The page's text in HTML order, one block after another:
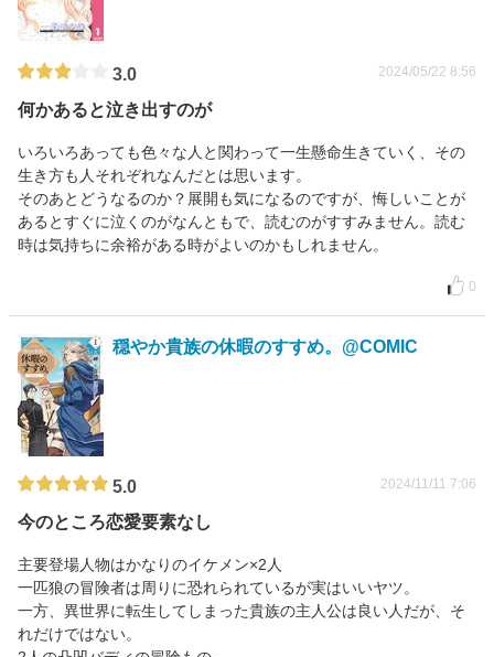
3.0 2024/05/22 8:56
何かあると泣き出すのが
いろいろあっても色々な人と関わって一生懸命生きていく、その
生き方も人それぞれなんだとは思います。
そのあとどうなるのか？展開も気になるのですが、悔しいことが
あるとすぐに泣くのがなんともで、読むのがすすみません。読む
時は気持ちに余裕がある時がよいのかもしれません。
0
穏やか貴族の休暇のすすめ。@COMIC
5.0 2024/11/11 7:06
今のところ恋愛要素なし
主要登場人物はかなりのイケメン×2人
一匹狼の冒険者は周りに恐れられているが実はいいヤツ。
一方、異世界に転生してしまった貴族の主人公は良い人だが、そ
れだけではない。